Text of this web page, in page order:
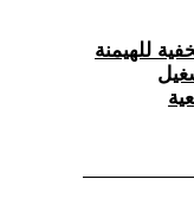
للهيمنة